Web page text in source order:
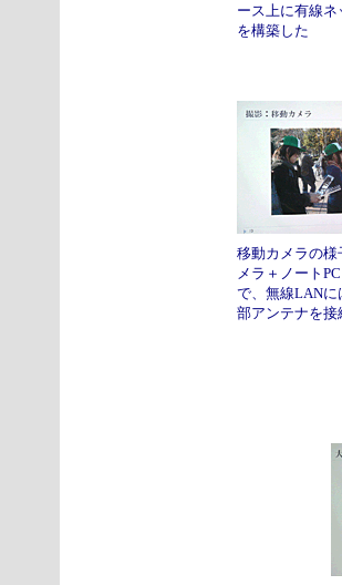
ース上に有線
を構築した
移動カメラの様
メラ＋ノート
で、無線LANに
部アンテナを接